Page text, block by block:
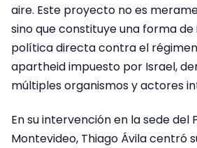
aire. Este proyecto no es
sino que constituye una forma
política directa contra el
apartheid impuesto por Israel,
múltiples organismos y actores
En su intervención en la sede del
Montevideo, Thiago Ávila centró